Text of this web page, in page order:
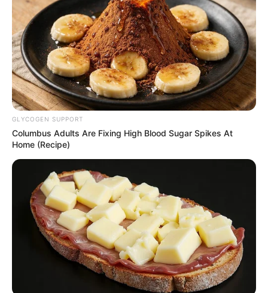
GLYCOGEN SUPPORT
Columbus Adults Are Fixing High Blood Sugar Spikes At
Home (Recipe)